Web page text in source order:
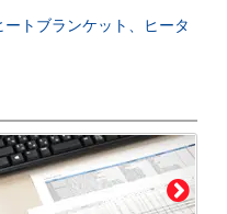
ートブランケット、ヒータ